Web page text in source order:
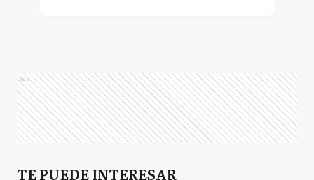
Ads
TE PUEDE INTERESAR